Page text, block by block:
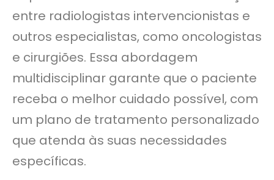
entre radiologistas intervencionistas e
outros especialistas, como oncologistas
e cirurgiões. Essa abordagem
multidisciplinar garante que o paciente
receba o melhor cuidado possível, com
um plano de tratamento personalizado
que atenda às suas necessidades
específicas.